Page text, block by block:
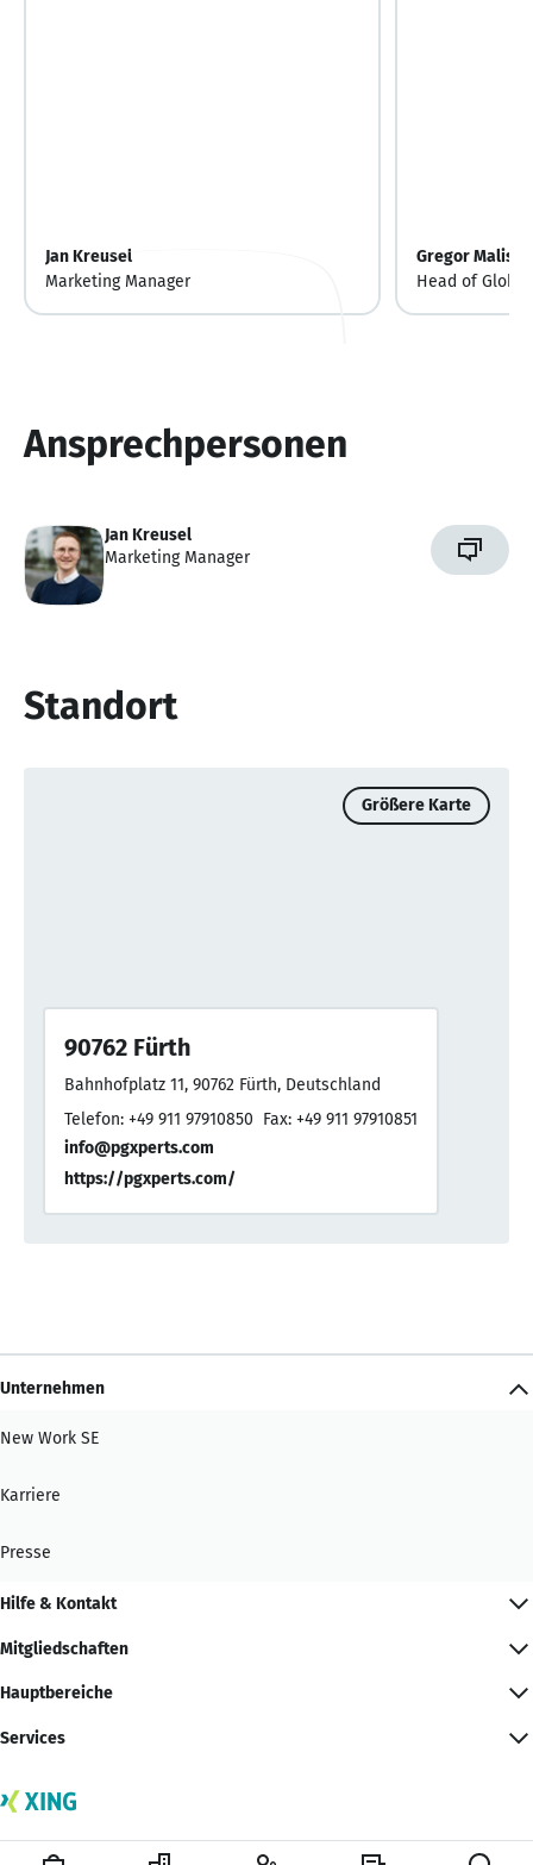
Jan Kreusel
Marketing Manager
Gregor
Head of
Ansprechpersonen
Jan Kreusel
Marketing Manager
Standort
Größere Karte
90762 Fürth
Bahnhofplatz 11, 90762 Fürth, Deutschland
Telefon: +49 911 97910850 Fax: +49 911 97910851
info@pgxperts.com
https://pgxperts.com/
Unternehmen
New Work SE
Karriere
Presse
Hilfe & Kontakt
Mitgliedschaften
Hauptbereiche
Services
© New Work SE | Alle Rechte vorbehalten